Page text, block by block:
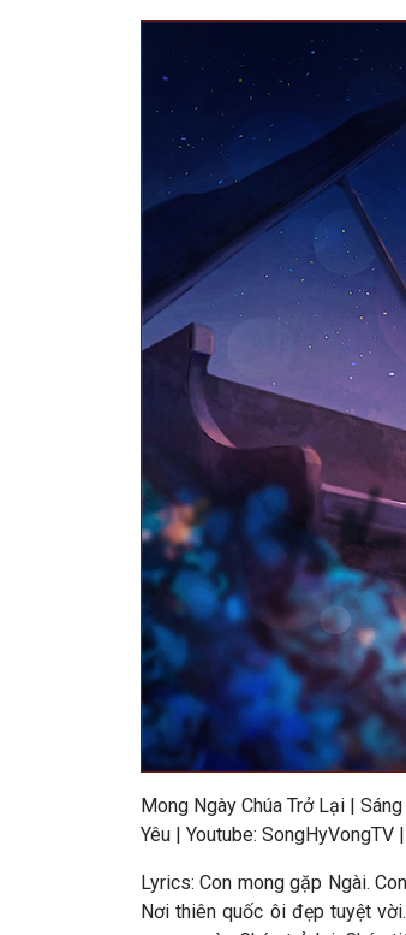
Mong Ngày Chúa Trở Lại |
Yêu | Youtube: SongHyVongTV |
Lyrics: Con mong gặp Ngài.
Nơi thiên quốc ôi đẹp tuyệt